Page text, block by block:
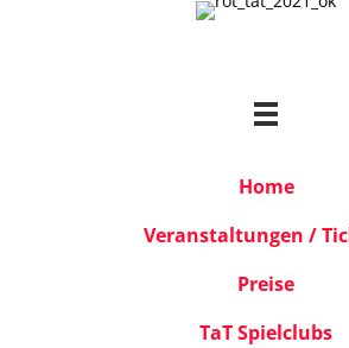
Home
Veranstaltungen /
Preise
TaT Spielclubs